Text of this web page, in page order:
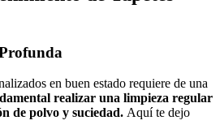
en buen estado requiere de una
realizar una limpieza regular
de polvo y suciedad. Aquí te dejo